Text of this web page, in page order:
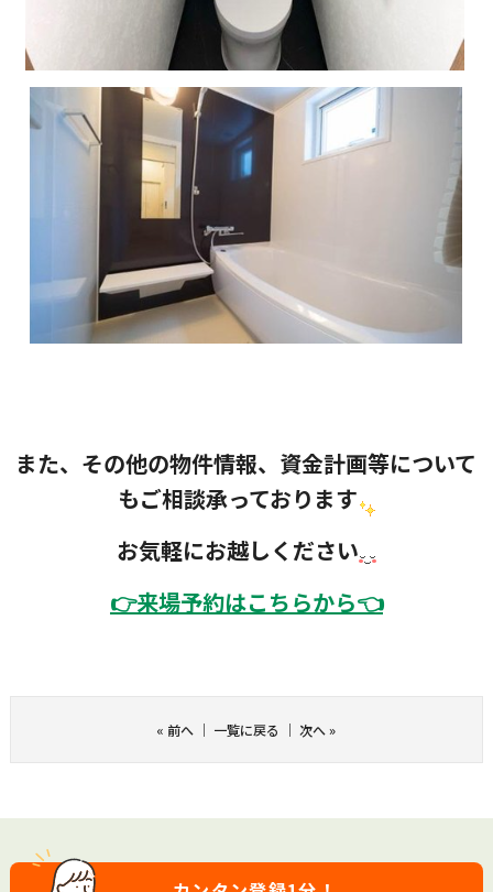
また、その他の物件情報、資金計画等について
もご相談承っております
お気軽にお越しください
👉来場予約はこちらから👈
« 前へ ｜ 一覧に戻る ｜次へ»